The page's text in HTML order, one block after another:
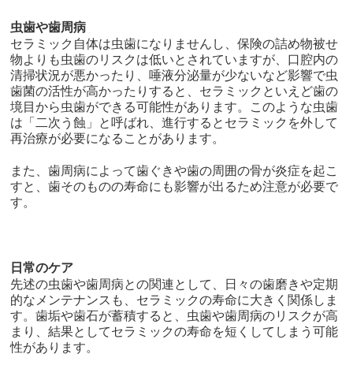
虫歯や歯周病
セラミック自体は虫歯になりませんし、保険の詰め物被せ
物よりも虫歯のリスクは低いとされていますが、口腔内の
清掃状況が悪かったり、唾液分泌量が少ないなど影響で虫
歯菌の活性が高かったりすると、セラミックといえど歯の
境目から虫歯ができる可能性があります。このような虫歯
は「二次う蝕」と呼ばれ、進行するとセラミックを外して
再治療が必要になることがあります。
また、歯周病によって歯ぐきや歯の周囲の骨が炎症を起こ
すと、歯そのものの寿命にも影響が出るため注意が必要で
す。
日常のケア
先述の虫歯や歯周病との関連として、日々の歯磨きや定期
的なメンテナンスも、セラミックの寿命に大きく関係しま
す。歯垢や歯石が蓄積すると、虫歯や歯周病のリスクが高
まり、結果としてセラミックの寿命を短くしてしまう可能
性があります。